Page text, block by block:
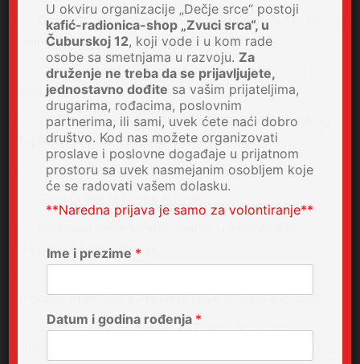
Deca sa smetnjama u mentalnom razvoju iz Doma
Kulina;
10 volontera koji žive na podrucju Aleksinca i
20 hraniteljskih porodica iz Niškog, Jablanickog,
Toplickog i Pirotskog okruga;
15 strucnjaka iz Doma Kulina;
razvoju iz cetiri okruga;
procesu pripreme za hraniteljstvo u cetiri okrugaC;
Savetnici/koordinatori za hraniteljstvo (iz
U okviru organizacije „Dečje srce“ postoji
kafić-radionica-shop „Zvuci srca“, u
Čuburskoj 12, koji vode i u kom rade
osobe sa smetnjama u razvoju. Za
druženje ne treba da se prijavljujete,
jednostavno dođite sa vašim prijateljima,
drugarima, rođacima, poslovnim
partnerima, ili sami, uvek ćete naći dobro
društvo. Kod nas možete organizovati
proslave i poslovne događaje u prijatnom
prostoru sa uvek nasmejanim osobljem koje
će se radovati vašem dolasku.
**Naredna prijava je samo za volontiranje**
Ime i prezime *
Datum i godina rođenja *